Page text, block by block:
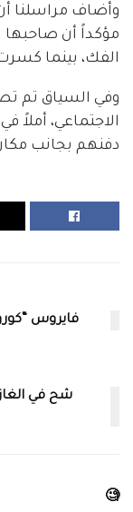
وأضاف مراسلنا
مؤكداً أن
الفك، بينما كسرت
وفي السياق تم
الاجتماعي، أملاً
دفنهم بجانب
فايروس
شح في
🧐